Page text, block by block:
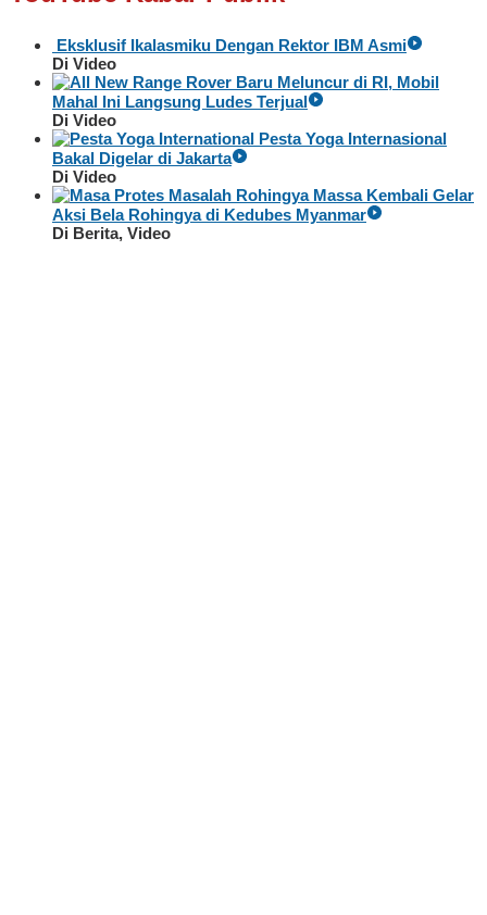
Eksklusif Ikalasmiku Dengan Rektor IBM Asmi
Di Video
Baru Meluncur di RI, Mobil
Mahal Ini Langsung Ludes Terjual
Di Video
Pesta Yoga Internasional
Bakal Digelar di Jakarta
Di Video
Massa Kembali Gelar
Aksi Bela Rohingya di Kedubes Myanmar
Di Berita, Video